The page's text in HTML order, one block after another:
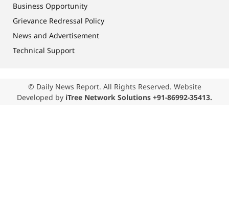
Business Opportunity
Grievance Redressal Policy
News and Advertisement
Technical Support
© Daily News Report. All Rights Reserved. Website
Developed by iTree Network Solutions +91-86992-35413.